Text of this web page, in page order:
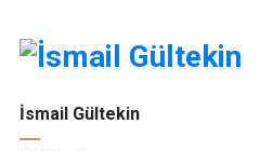
İsmail Gültekin